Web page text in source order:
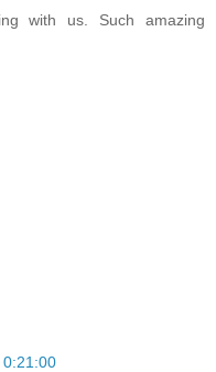
with us. Such amazing